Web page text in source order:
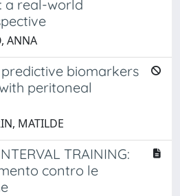
a real-world
ANNA
biomarkers
peritoneal
MATILDE
TRAINING:
contro le